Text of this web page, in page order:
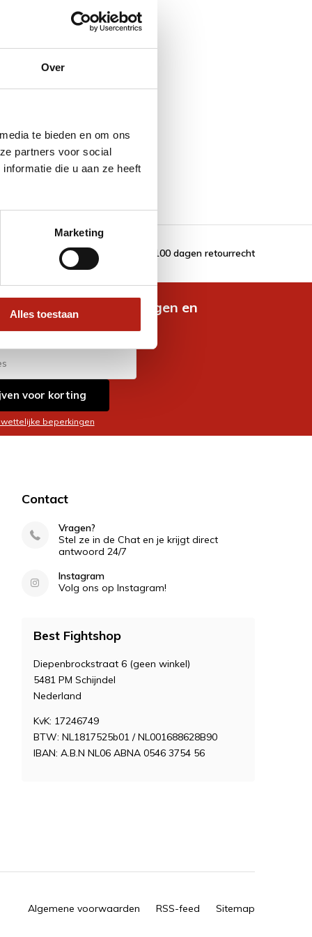
Over
te bieden en om ons
partners voor social
die u aan ze heeft
Marketing
Alles toestaan
100 dagen retourrecht
nieuwste aanbiedingen en
voor korting
beperkingen
Contact
Vragen?
Stel ze in de Chat en je krijgt direct
antwoord 24/7
Instagram
Volg ons op Instagram!
Best Fightshop
Diepenbrockstraat 6 (geen winkel)
5481 PM Schijndel
Nederland
KvK: 17246749
BTW: NL1817525b01 / NL001688628B90
IBAN: A.B.N NL06 ABNA 0546 3754 56
Algemene voorwaarden RSS-feed Sitemap